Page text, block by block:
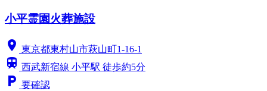
小平霊園火葬施設
location_on 東京都東村山市萩山町1-16-1
train 西武新宿線 小平駅 徒歩約5分
local_parking 要確認